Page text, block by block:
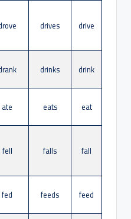
drive
drives
drink
drinks
eat
eats
ate
fall
falls
fell
feed
feeds
fed